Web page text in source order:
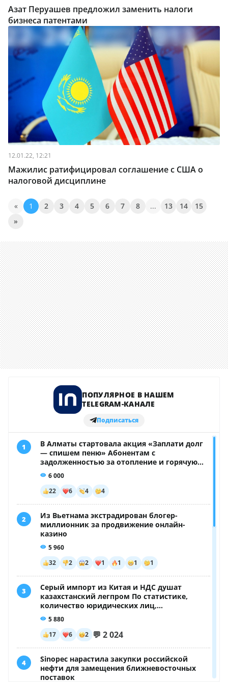
Азат Перуашев предложил заменить налоги
бизнеса патентами
12.01.22, 12:21
Мажилис ратифицировал соглашение с США о
налоговой дисциплине
« 1 2 3 4 5 6 7 8 ... 13 14
15
»